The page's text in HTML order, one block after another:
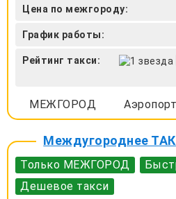
Цена по межгороду:
График работы:
Рейтинг такси:
МЕЖГОРОД Аэропорт
Междугороднее
Только МЕЖГОРОД
Дешевое такси